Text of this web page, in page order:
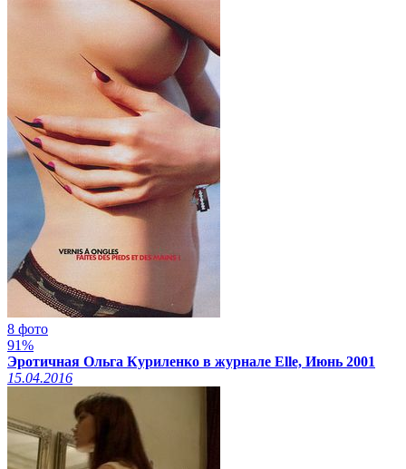
8 фото
91%
Эротичная Ольга Куриленко в журнале Elle, Июнь 2001
15.04.2016